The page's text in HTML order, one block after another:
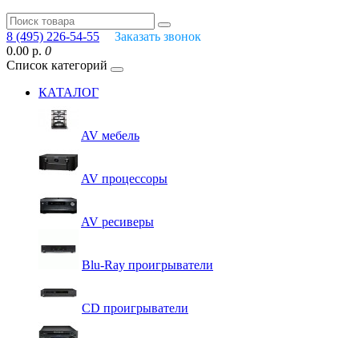
8 (495) 226-54-55
Заказать звонок
0.00 р. 0
Список категорий
КАТАЛОГ
AV мебель
AV процессоры
AV ресиверы
Blu-Ray проигрыватели
CD проигрыватели